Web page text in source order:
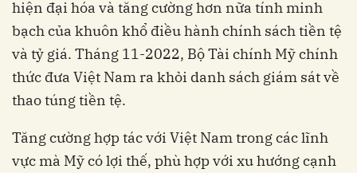
hiện đại hóa và tăng cường hơn nữa tính minh
bạch của khuôn khổ điều hành chính sách tiền tệ
và tỷ giá. Tháng 11-2022, Bộ Tài chính Mỹ chính
thức đưa Việt Nam ra khỏi danh sách giám sát về
thao túng tiền tệ.
Tăng cường hợp tác với Việt Nam trong các lĩnh
vực mà Mỹ có lợi thế, phù hợp với xu hướng cạnh